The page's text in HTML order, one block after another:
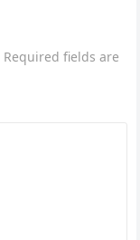
Required fields are